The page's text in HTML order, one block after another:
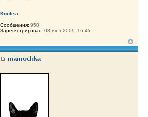
Konfeta
Сообщения: 950
Зарегистрирован: 08 июл 2009, 16:45
mamochka